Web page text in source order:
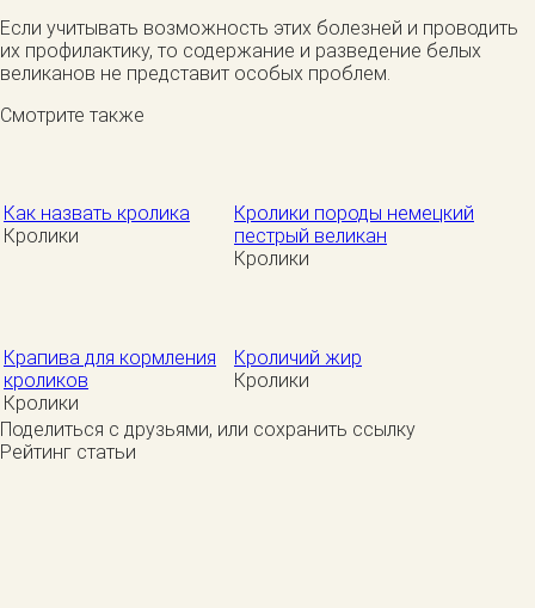
Если учитывать возможность этих болезней и проводить
их профилактику, то содержание и разведение белых
великанов не представит особых проблем.
Смотрите также
Как назвать кролика
Кролики
Кролики породы немецкий
пестрый великан
Кролики
Крапива для кормления
кроликов
Кролики
Кроличий жир
Кролики
Поделиться с друзьями, или сохранить ссылку
Рейтинг статьи